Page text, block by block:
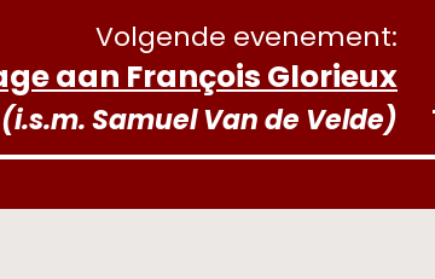
Volgende evenement:
aan François Glorieux
(i.s.m. Samuel Van de Velde)